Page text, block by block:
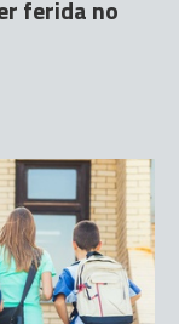
ferida no